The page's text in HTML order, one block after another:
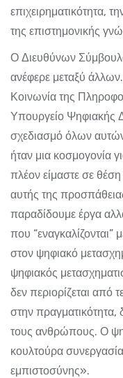
επιχειρηματικότητα,
της επιστημονικής
Ο Διευθύνων
ανέφερε μεταξύ
Κοινωνία της
Υπουργείο Ψηφιακής
σχεδιασμό όλων
ήταν μια κοσμογονία
πλέον είμαστε σε
αυτής της
παραδίδουμε έργα
που “εναγκαλίζονται”
στον ψηφιακό
ψηφιακός
δεν περιορίζεται από
στην πραγματικότητα,
τους ανθρώπους. Ο
κουλτούρα
εμπιστοσύνης».